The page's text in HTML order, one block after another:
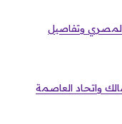
المصري وتفاصيل
واتحاد العاصمة